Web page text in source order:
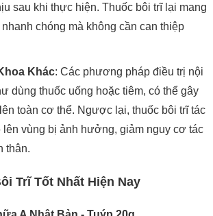
sau khi thực hiện. Thuốc bôi trĩ lại mang
chóng mà không cần can thiệp
Khác: Các phương pháp điều trị nội
dùng thuốc uống hoặc tiêm, có thể gây
toàn cơ thể. Ngược lại, thuốc bôi trĩ tác
lên vùng bị ảnh hưởng, giảm nguy cơ tác
thân.
Trĩ Tốt Nhất Hiện Nay